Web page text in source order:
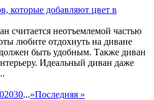
которые добавляют цвет в
считается неотъемлемой частью
любите отдохнуть на диване
быть удобным. Также диван
Идеальный диван даже
2030...»Последняя »